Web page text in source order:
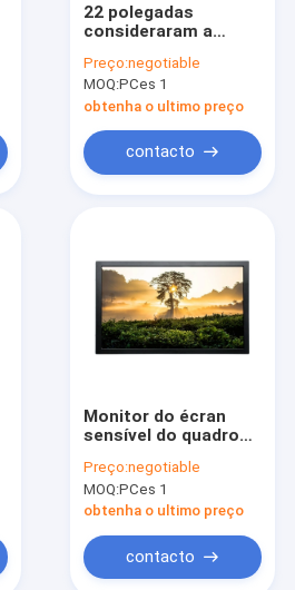
22 polegadas
consideraram a
de toque TFT/LCD
com a caixa forte do
metal
Preço:negotiable
MOQ:PCes 1
obtenha o ultimo preço
contacto
Monitor do écran
sensível do quadro
SERRA 23,6
polegadas fixado na
parede
Preço:negotiable
MOQ:PCes 1
obtenha o ultimo preço
contacto